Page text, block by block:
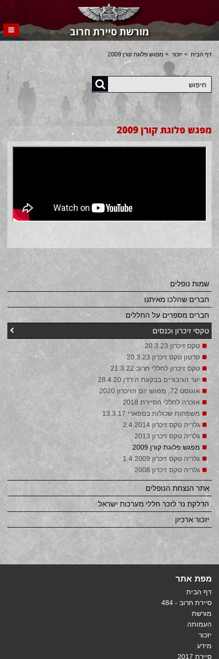
מורשת סיירת חרוב
דף הבית יזכור מפגש פלוגת קורן 2009
חיפוש
מפגש פלוגת קורן 2009
שמות נופלים
חברים שהלכו מאיתנו
חברים מספרים על החללים
טקסי זיכרון וכנסים
טקס זיכרון 20.3.23
סרטון טקס זיכרון 20.3.23
טקס זיכרון לחללי חרוב 21.3.22
יער הגיבורים בבקעת הירדן 28.4.20
אוגוסט 72, מפגש יום הזיכרון 2020
אזכרה לחללי הסיירת 2018
משפחות שכולות בספארי 13.3.17
גלריה טקס זיכרון 2.4.2014
גלריה טקס זיכרון 2013
מפגש פלוגת קורן 2009
גלריה טקס זיכרון 1.4.2009
גלריה טקס זיכרון 2008
אתר הנצחת הנופלים
הדלקת נר לזכר חללי מערכות ישראל
יזכור ארכיון
מפת אתר
דף הבית
סיירת חרוב - 484
מורשת
העמותה
יזכור
מידע
סיירת 2017